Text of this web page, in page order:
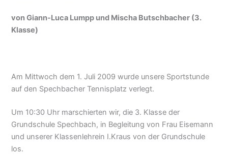
von Giann-Luca Lumpp und Mischa Butschbacher (3.
Klasse)
Am Mittwoch dem 1. Juli 2009 wurde unsere Sportstunde
auf den Spechbacher Tennisplatz verlegt.
Um 10:30 Uhr marschierten wir, die 3. Klasse der
Grundschule Spechbach, in Begleitung von Frau Eisemann
und unserer Klassenlehrein I.Kraus von der Grundschule
los.